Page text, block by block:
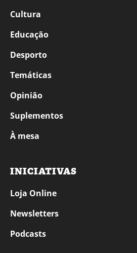
Cultura
Educação
Desporto
Temáticas
Opinião
Suplementos
À mesa
INICIATIVAS
Loja Online
Newsletters
Podcasts